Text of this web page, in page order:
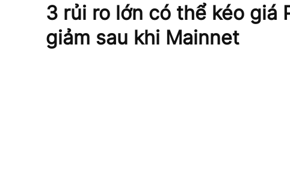
3 rủi ro lớn có thể kéo giá
giảm sau khi Mainnet